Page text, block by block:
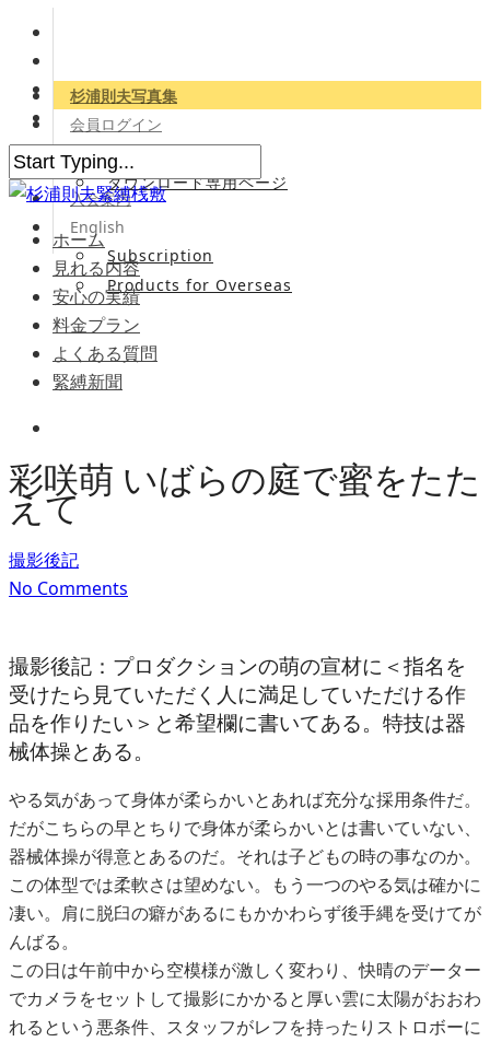
杉浦則夫写真集
会員ログイン
会員専用サイト
ダウンロード専用ページ
入会案内
English
Subscription
Products for Overseas
ホーム
見れる内容
安心の実績
料金プラン
よくある質問
緊縛新聞
彩咲萌 いばらの庭で蜜をたた
えて
撮影後記
No Comments
撮影後記：プロダクションの萌の宣材に＜指名を
受けたら見ていただく人に満足していただける作
品を作りたい＞と希望欄に書いてある。特技は器
械体操とある。
やる気があって身体が柔らかいとあれば充分な採用条件だ。
だがこちらの早とちりで身体が柔らかいとは書いていない、
器械体操が得意とあるのだ。それは子どもの時の事なのか。
この体型では柔軟さは望めない。もう一つのやる気は確かに
凄い。肩に脱臼の癖があるにもかかわらず後手縄を受けてが
んばる。
この日は午前中から空模様が激しく変わり、快晴のデーター
でカメラをセットして撮影にかかると厚い雲に太陽がおおわ
れるという悪条件、スタッフがレフを持ったりストロボーに